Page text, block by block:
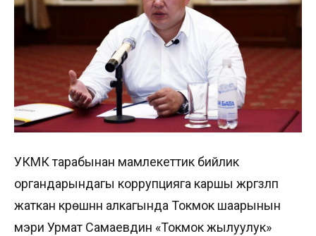
УКМК тарабынан мамлекеттик бийлик
органдарындагы коррупцияга каршы жүргүзүлүп
жаткан күрөшүүнүн алкагында Токмок шаарынын
мэри Урмат Самаевдин «Токмок жылуулук»